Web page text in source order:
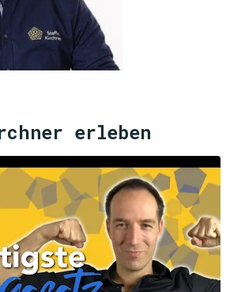
erleben